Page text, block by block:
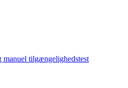
manuel tilgængelighedstest